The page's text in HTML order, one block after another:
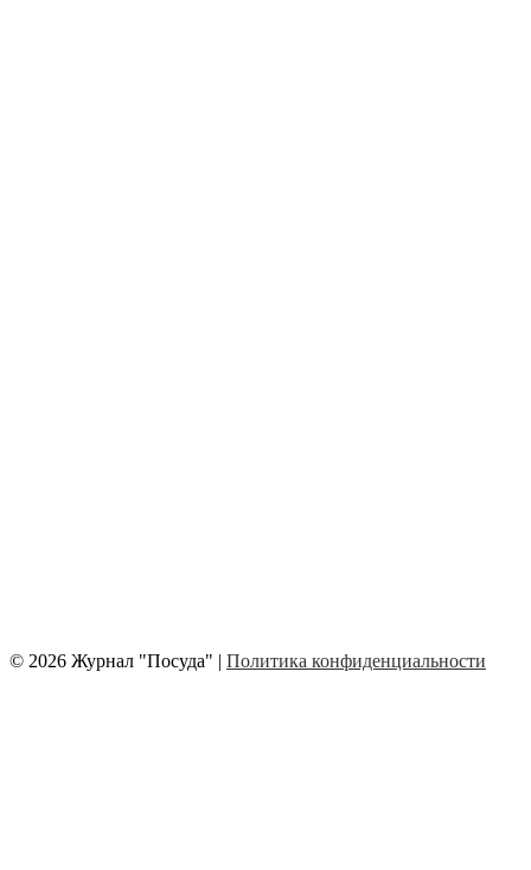
© 2026 Журнал "Посуда" | Политика конфиденциальности